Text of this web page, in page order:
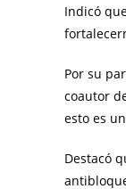
Indicó
Por su
coautor
esto es
Destacó